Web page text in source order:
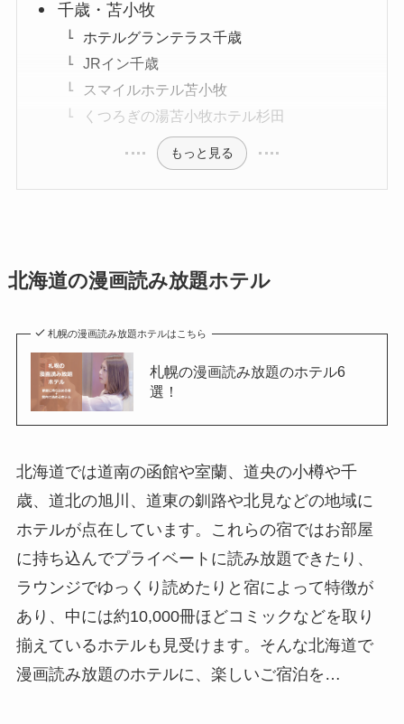
千歳・苫小牧
ホテルグランテラス千歳
JRイン千歳
スマイルホテル苫小牧
くつろぎの湯苫小牧ホテル杉田
もっと見る
北海道の漫画読み放題ホテル
札幌の漫画読み放題ホテルはこちら
札幌の漫画読み放題のホテル6
選！
北海道では道南の函館や室蘭、道央の小樽や千
歳、道北の旭川、道東の釧路や北見などの地域に
ホテルが点在しています。これらの宿ではお部屋
に持ち込んでプライベートに読み放題できたり、
ラウンジでゆっくり読めたりと宿によって特徴が
あり、中には約10,000冊ほどコミックなどを取り
揃えているホテルも見受けます。そんな北海道で
漫画読み放題のホテルに、楽しいご宿泊を…